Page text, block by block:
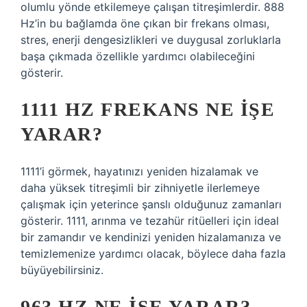
olumlu yönde etkilemeye çalışan titreşimlerdir. 888
Hz’in bu bağlamda öne çıkan bir frekans olması,
stres, enerji dengesizlikleri ve duygusal zorluklarla
başa çıkmada özellikle yardımcı olabileceğini
gösterir.
1111 HZ FREKANS NE İŞE
YARAR?
1111’i görmek, hayatınızı yeniden hizalamak ve
daha yüksek titreşimli bir zihniyetle ilerlemeye
çalışmak için yeterince şanslı olduğunuz zamanları
gösterir. 1111, arınma ve tezahür ritüelleri için ideal
bir zamandır ve kendinizi yeniden hizalamanıza ve
temizlemenize yardımcı olacak, böylece daha fazla
büyüyebilirsiniz.